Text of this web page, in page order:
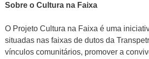
Sobre o Cultura na Faixa
O Projeto Cultura na Faixa é uma
situadas nas faixas de dutos da
vínculos comunitários, promover a